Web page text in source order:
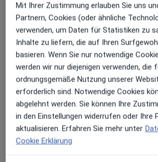
Verfügbarkeit
Dr. med. dent. Andreas Pelster bietet
Standort über Jameda keine Online-
Terminbuchung an
Zahlungsmodalitäten (private
Akzeptierte Versicherungen
Details
Telefonnummer
0673...Telefonnummer anzeigen
Mit Ihrer Zustimmung erlauben Sie uns
Partnern, Cookies (oder ähnliche
verwenden, um Daten für Statistiken zu
Inhalte zu liefern, die auf Ihren
basieren. Wenn Sie nur notwendige
werden wir nur diejenigen verwenden, die
ordnungsgemäße Nutzung unserer
erforderlich sind. Notwendige Cookies
abgelehnt werden. Sie können Ihre
in den Einstellungen widerrufen oder Ihre
aktualisieren. Erfahren Sie mehr unter
Cookie Erklärung